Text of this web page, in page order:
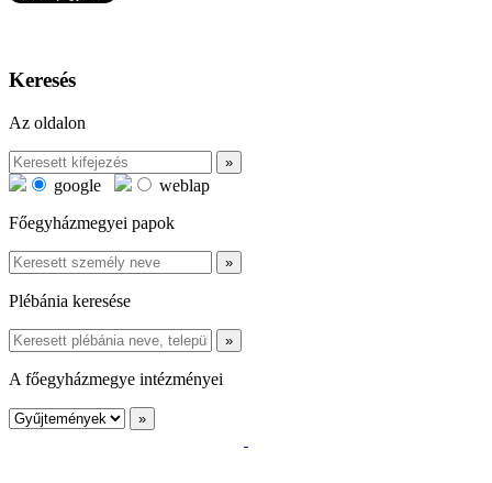
Keresés
Az oldalon
google
weblap
Főegyházmegyei papok
Plébánia keresése
A főegyházmegye intézményei